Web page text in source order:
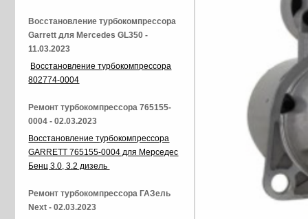
Восстановление турбокомпрессора
Garrett для Mercedes GL350 -
11.03.2023
Восстановление турбокомпрессора
802774-0004
Ремонт турбокомпрессора 765155-
0004 - 02.03.2023
Восстановление турбокомпрессора
GARRETT 765155-0004 для Мерседес
Бенц 3.0, 3.2 дизель
Ремонт турбокомпрессора ГАЗель
Next - 02.03.2023